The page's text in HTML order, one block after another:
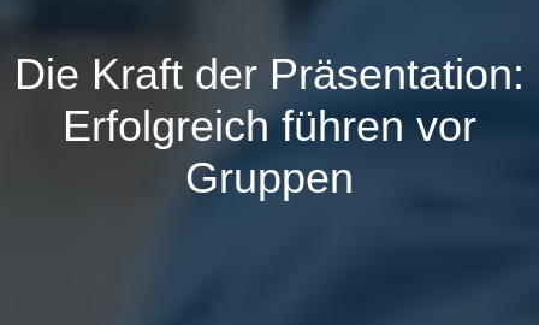
Die Kraft der Präsentation:
Erfolgreich führen vor
Gruppen